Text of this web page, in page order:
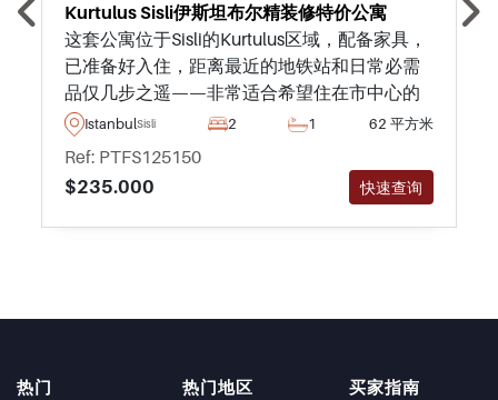
Kurtulus Sisli伊斯坦布尔精装修特价公寓
这套公寓位于Sisli的Kurtulus区域，配备家具，
已准备好入住，距离最近的地铁站和日常必需
品仅几步之遥——非常适合希望住在市中心的
人士。
IstanbulSisli 2 1 62 平方米
Ref: PTFS125150
$235.000
快速查询
热门 热门地区 买家指南